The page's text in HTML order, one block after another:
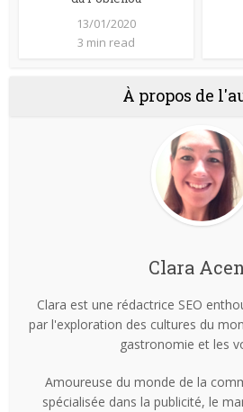
13/01/2020
3 min read
À propos de
Clara
Clara est une rédactrice SEO
par l'exploration des cultures du
gastronomie et les
Amoureuse du monde de la
spécialisée dans la publicité, le